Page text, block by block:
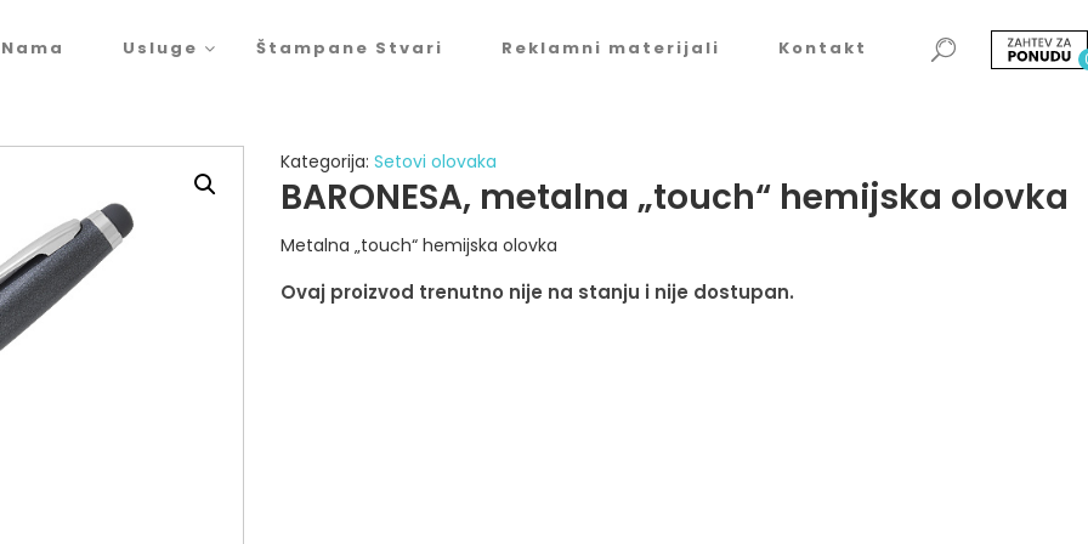
Usluge Štampane Stvari Reklamni materijali Kontakt
Kategorija: Setovi olovaka
BARONESA, metalna „touch“ hemijska olovka
Metalna „touch“ hemijska olovka
Ovaj proizvod trenutno nije na stanju i nije dostupan.